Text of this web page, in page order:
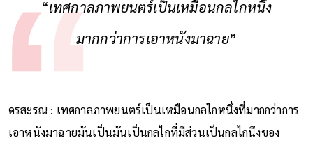
“เทศกาลภาพยนตร์เป็นเหมือนกลไกหนึ่ง
มากกว่าการเอาหนังมาฉาย”
ดรสะรณ : เทศกาลภาพยนตร์เป็นเหมือนกลไกหนึ่งที่มากกว่าการ
เอาหนังมาฉายมันเป็นมันเป็นกลไกที่มีส่วนเป็นกลไกนึงของ